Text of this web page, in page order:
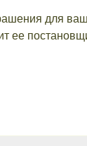
для
ее